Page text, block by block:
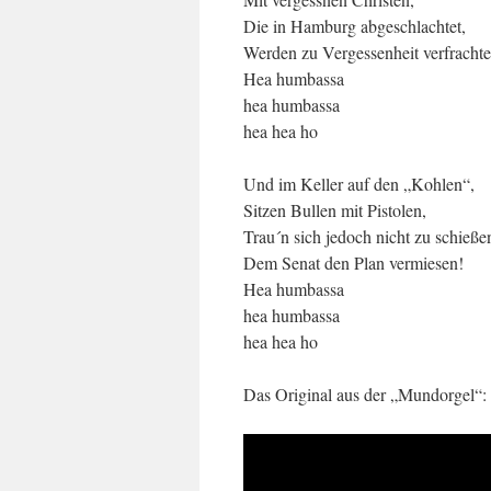
Die in Hamburg abgeschlachtet,
Werden zu Vergessenheit
Hea humbassa
hea humbassa
hea hea ho
Und im Keller auf den „Kohlen“,
Sitzen Bullen mit Pistolen,
Trau´n sich jedoch nicht zu
Dem Senat den Plan vermiesen!
Hea humbassa
hea humbassa
hea hea ho
Das Original aus der „Mundorgel“: